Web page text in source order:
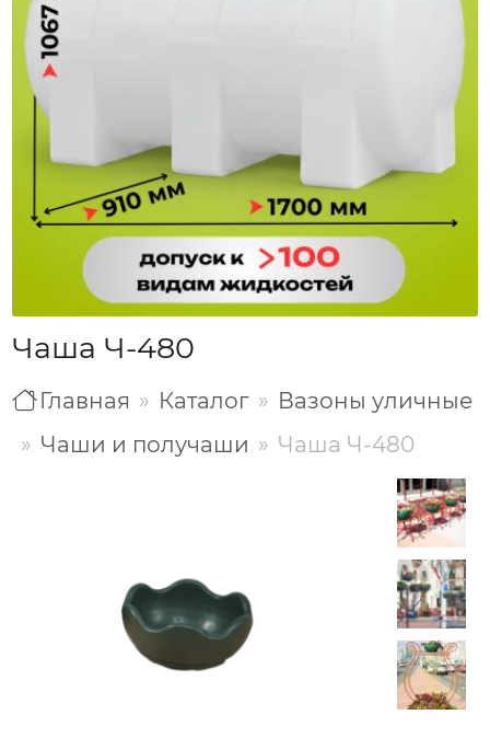
Чаша Ч-480
Главная Каталог
Вазоны уличные
Чаши и получаши
Чаша Ч-480